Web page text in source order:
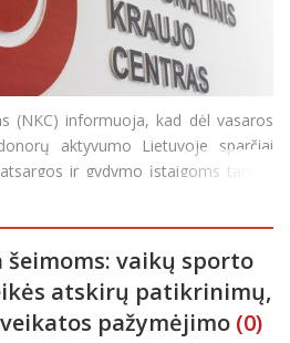
(NKC) informuoja, kad dėl vasaros
aktyvumo Lietuvoje sparčiai
ir gydymo įstaigoms tampa
kraujo komponentų
kad kraujo kasdien reikia s
šeimoms: vaikų sporto
atskirų patikrinimų,
pažymėjimo (0)